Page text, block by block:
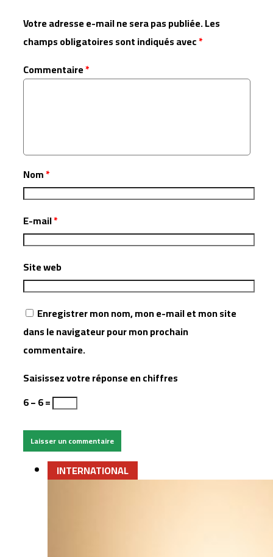
Votre adresse e-mail ne sera pas publiée.Les
champs obligatoires sont indiqués avec*
Commentaire*
Nom*
E-mail*
Site web
Enregistrer mon nom, mon e-mail et mon site
dans le navigateur pour mon prochain
commentaire.
Saisissez votre réponse en chiffres
6 − 6 =
INTERNATIONAL